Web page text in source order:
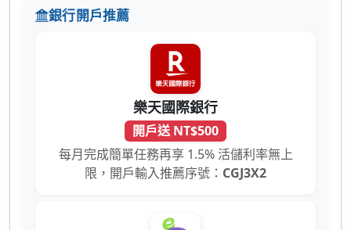
銀行開戶推薦
樂天國際銀行
開戶送 NT$500
每月完成簡單任務再享 1.5% 活儲利率無上
限，開戶輸入推薦序號： CGJ3X2